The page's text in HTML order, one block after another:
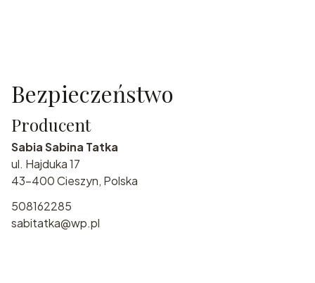
Bezpieczeństwo
Producent
Sabia Sabina Tatka
ul. Hajduka 17
43-400 Cieszyn, Polska
508162285
sabitatka@wp.pl